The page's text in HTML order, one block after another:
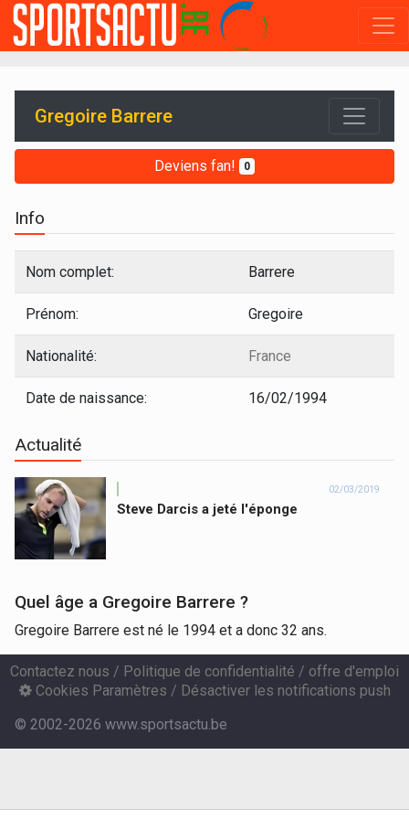
Gregoire Barrere
Deviens fan! 0
Info
Nom complet: Barrere
Prénom: Gregoire
Nationalité: France
Date de naissance: 16/02/1994
Actualité
02/03/2019
Steve Darcis a jeté l'éponge
Quel âge a Gregoire Barrere ?
Gregoire Barrere est né le 1994 et a donc 32 ans.
Contactez nous / Politique de confidentialité / offre d'emploi
Cookies Paramètres / Désactiver les notifications push
© 2002-2026 www.sportsactu.be